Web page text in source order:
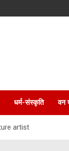
धर्म-संस्कृति वन
artist